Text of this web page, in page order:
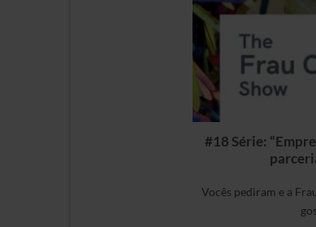
#18 Série:
Vocês pediram e a